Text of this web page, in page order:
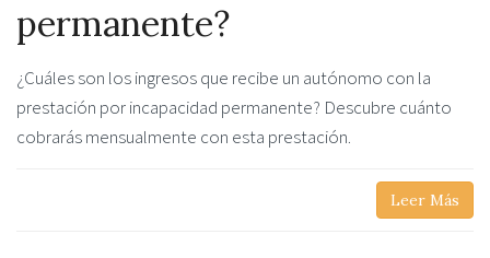
permanente?
¿Cuáles son los ingresos que recibe un autónomo con la
prestación por incapacidad permanente? Descubre cuánto
cobrarás mensualmente con esta prestación.
Leer Más